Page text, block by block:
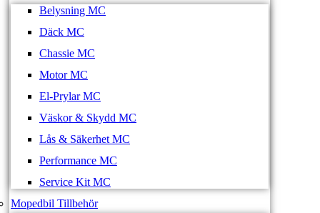
Belysning MC
Däck MC
Chassie MC
Motor MC
El-Prylar MC
Väskor & Skydd MC
Lås & Säkerhet MC
Performance MC
Service Kit MC
Mopedbil Tillbehör